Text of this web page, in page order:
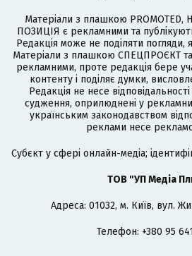
Матеріали з плашкою
ПОЗИЦІЯ є рекламними та
Редакція може не поділяти погляди,
Матеріали з плашкою СПЕЦПРОЄКТ
рекламними, проте редакція бере
контенту і поділяє думки,
Редакція не несе
судження, оприлюднені у
українським законодавством
реклами несе
Cубєкт у сфері онлайн-медіа;
ТОВ "УП Медіа
Адреса: 01032, м. Київ, вул.
Телефон: +380 95